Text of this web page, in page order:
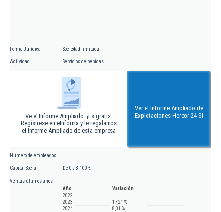
Forma Jurídica Sociedad limitada
Actividad Servicios de bebidas
Ve el Informe Ampliado. ¡Es gratis!
Regístrese en eInforma y le regalamos
el Informe Ampliado de esta empresa
Ver el Informe Ampliado de
Explotaciones Hercor 24 Sl
Número de empleados
Capital Social De 0 a 3.100 €
Ventas últimos años
Año
Variación
2022
2023
17,21 %
2024
8,01 %